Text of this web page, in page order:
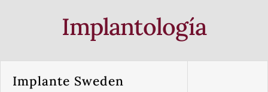
Implantología
Implante Sweden